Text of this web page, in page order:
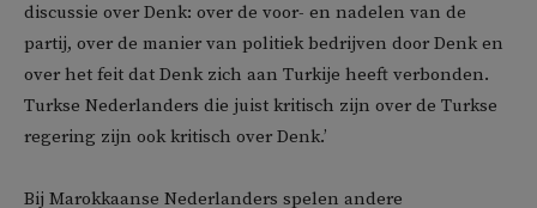
discussie over Denk: over de voor- en nadelen van de
partij, over de manier van politiek bedrijven door Denk en
over het feit dat Denk zich aan Turkije heeft verbonden.
Turkse Nederlanders die juist kritisch zijn over de Turkse
regering zijn ook kritisch over Denk.’
Bij Marokkaanse Nederlanders spelen andere